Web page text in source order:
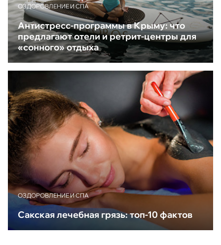
ОЗДОРОВЛЕНИЕ И СПА
Антистресс-программы в Крыму: что
предлагают отели и ретрит-центры для
«сонного» отдыха
ОЗДОРОВЛЕНИЕ И СПА
Сакская лечебная грязь: топ-10 фактов